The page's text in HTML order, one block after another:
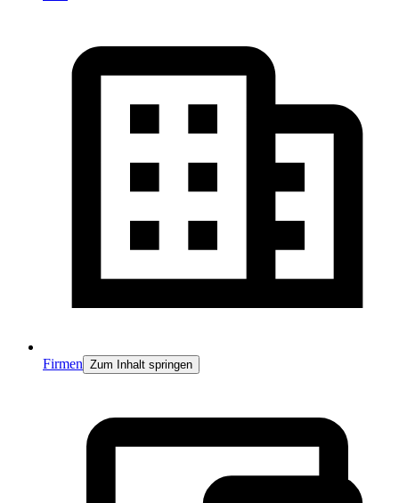
Firmen Zum Inhalt springen